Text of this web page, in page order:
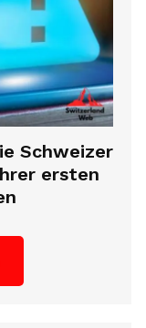
Schweizer
ersten